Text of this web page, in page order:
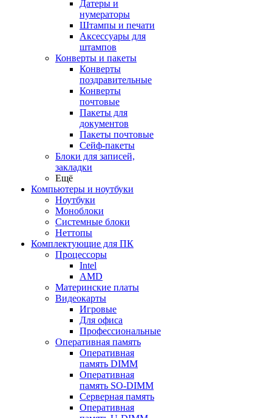
Датеры и
нумераторы
Штампы и печати
Аксессуары для
штампов
Конверты и пакеты
Конверты
поздравительные
Конверты
почтовые
Пакеты для
документов
Пакеты почтовые
Сейф-пакеты
Блоки для записей,
закладки
Ещё
Компьютеры и ноутбуки
Ноутбуки
Моноблоки
Системные блоки
Неттопы
Комплектующие для ПК
Процессоры
Intel
AMD
Материнские платы
Видеокарты
Игровые
Для офиса
Профессиональные
Оперативная память
Оперативная
память DIMM
Оперативная
память SO-DIMM
Серверная память
Оперативная